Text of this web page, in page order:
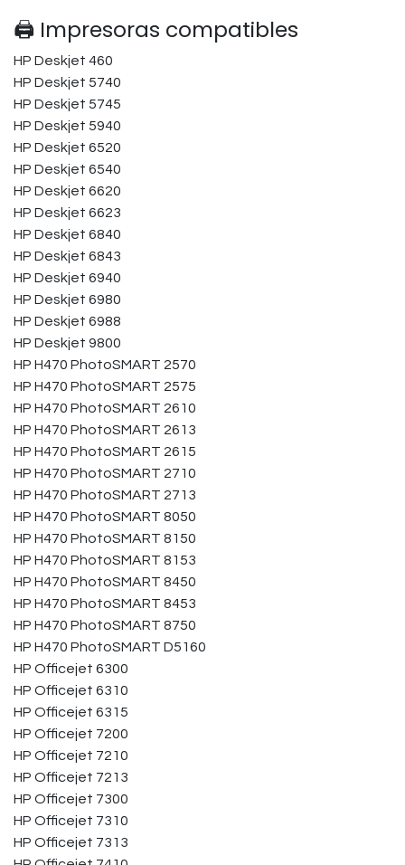
🖨️ Impresoras compatibles
HP Deskjet 460
HP Deskjet 5740
HP Deskjet 5745
HP Deskjet 5940
HP Deskjet 6520
HP Deskjet 6540
HP Deskjet 6620
HP Deskjet 6623
HP Deskjet 6840
HP Deskjet 6843
HP Deskjet 6940
HP Deskjet 6980
HP Deskjet 6988
HP Deskjet 9800
HP H470 PhotoSMART 2570
HP H470 PhotoSMART 2575
HP H470 PhotoSMART 2610
HP H470 PhotoSMART 2613
HP H470 PhotoSMART 2615
HP H470 PhotoSMART 2710
HP H470 PhotoSMART 2713
HP H470 PhotoSMART 8050
HP H470 PhotoSMART 8150
HP H470 PhotoSMART 8153
HP H470 PhotoSMART 8450
HP H470 PhotoSMART 8453
HP H470 PhotoSMART 8750
HP H470 PhotoSMART D5160
HP Officejet 6300
HP Officejet 6310
HP Officejet 6315
HP Officejet 7200
HP Officejet 7210
HP Officejet 7213
HP Officejet 7300
HP Officejet 7310
HP Officejet 7313